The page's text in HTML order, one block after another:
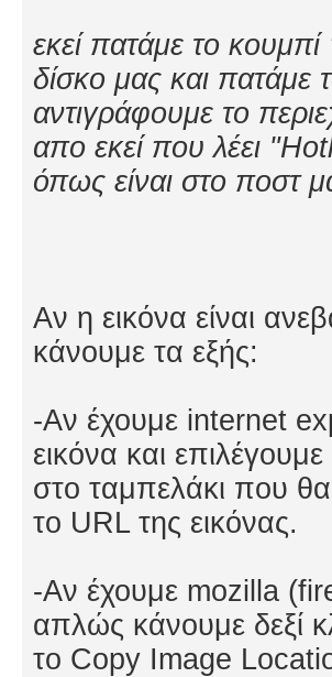
εκεί πατάμε το
δίσκο μας και
αντιγράφουμε το
απο εκεί που λέει
όπως είναι στο ποστ
Αν η εικόνα είναι
κάνουμε τα εξής:
-Αν έχουμε internet
εικόνα και
στο ταμπελάκι που θα
το URL της εικόνας.
-Αν έχουμε mozilla
απλώς κάνουμε δεξί
το Copy Image